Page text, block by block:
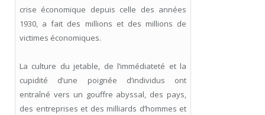
crise économique depuis celle des années
1930, a fait des millions et des millions de
victimes économiques.
La culture du jetable, de l’immédiateté et la
cupidité d’une poignée d’individus ont
entraîné vers un gouffre abyssal, des pays,
des entreprises et des milliards d’hommes et